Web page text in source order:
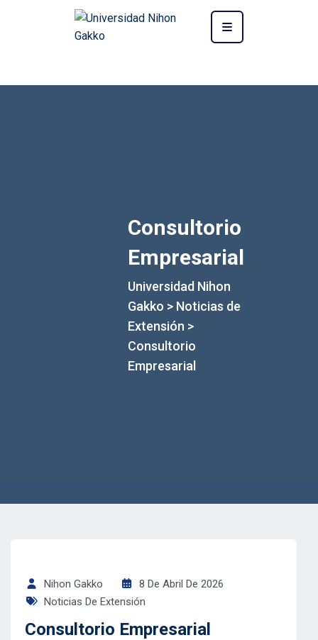
Consultorio
Empresarial
Universidad Nihon
Gakko > Noticias de
Extensión >
Consultorio
Empresarial
Nihon Gakko
8 De Abril De 2026
Noticias De Extensión
Consultorio Empresarial